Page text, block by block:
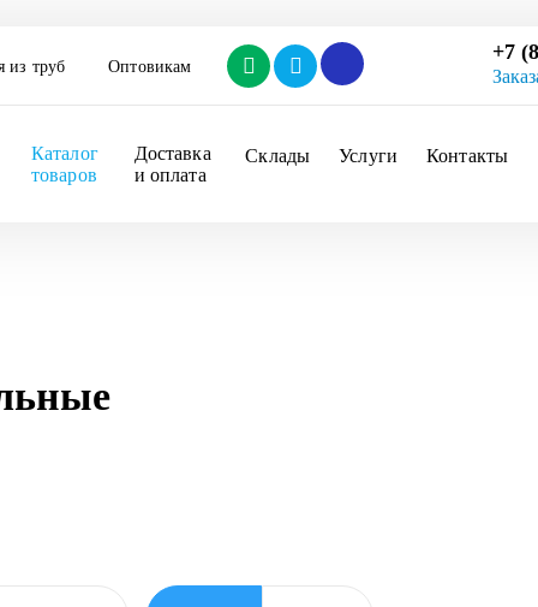
из труб Оптовикам
+7
Каталог
товаров
Доставка
и оплата
Склады Услуги Контакты